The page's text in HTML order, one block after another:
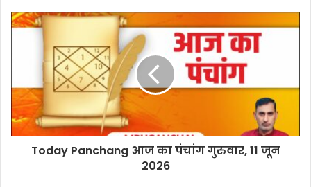
Today Panchang आज का पंचांग गुरुवार, 11 जून
2026